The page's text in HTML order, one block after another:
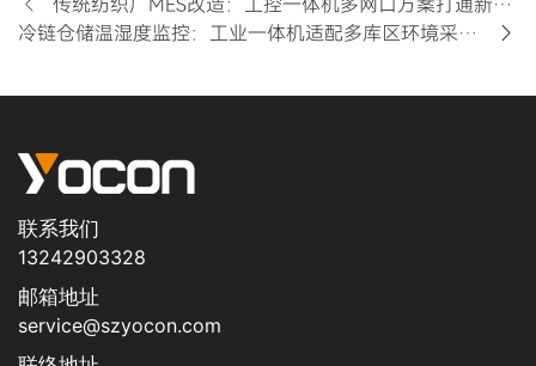
冷链仓储温湿度监控：工业一体机适配多库区环境采集与预警联动
联系我们
13242903328
邮箱地址
service@szyocon.com